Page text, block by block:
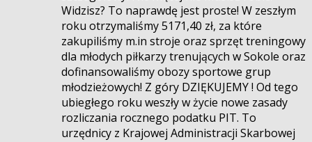
Widzisz? To naprawdę jest proste! W zeszłym
roku otrzymaliśmy 5171,40 zł, za które
zakupiliśmy m.in stroje oraz sprzęt treningowy
dla młodych piłkarzy trenujących w Sokole oraz
dofinansowaliśmy obozy sportowe grup
młodzieżowych! Z góry DZIĘKUJEMY ! Od tego
ubiegłego roku weszły w życie nowe zasady
rozliczania rocznego podatku PIT. To
urzędnicy z Krajowej Administracji Skarbowej